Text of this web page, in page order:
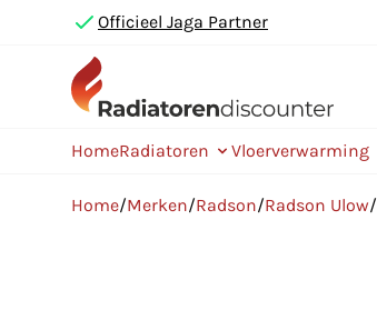
Officieel Jaga Partner
HomeRadiatoren Vloerverwarming
Home/Merken/Radson/Radson Ulow/